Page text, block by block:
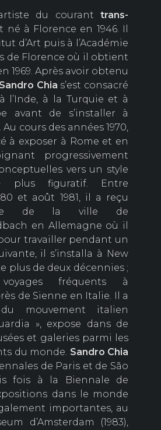
du courant trans-
né à Florence en 1946. Il
d’Art puis à l’Académie
de Florence où il obtient
1969. Après avoir obtenu
Sandro Chia s’est consacré
l’Inde, à la Turquie et à
avant de s’installer à
Au cours des années 1970,
à exposer à Rome et en
progressivement
vers un style
plus figuratif. Entre
et août 1981, il a reçu
de la ville de
en Allemagne où il
travailler pendant un
il s’installa à New
plus de deux décennies ;
fréquents à
de Sienne en Italie. Il a
mouvement italien
», expose dans de
et galeries parmi les
du monde. Sandro Chia
de Paris et de São
fois à la Biennale de
dans le monde
importantes, au
d’Amsterdam (1983),